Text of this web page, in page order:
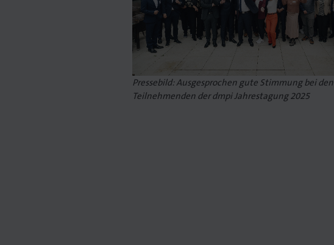
Pressebild: Ausgesprochen gute Stimmung bei den
Teilnehmenden der dmpi Jahrestagung 2025